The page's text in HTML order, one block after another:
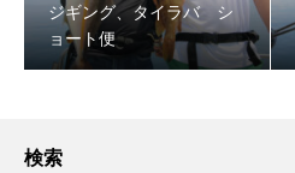
ジギング、タイラバ シ
ョート便
検索